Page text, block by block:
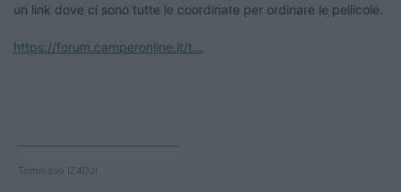
un link dove ci sono tutte le coordinate per ordinare le pellicole.
https://forum.camperonline.it/t...
Tommaso IZ4DJI